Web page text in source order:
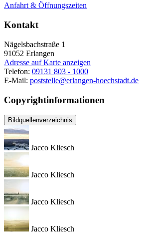
Anfahrt & Öffnungszeiten
Kontakt
Nägelsbachstraße 1
91052 Erlangen
Adresse auf Karte anzeigen
Telefon: 09131 803 - 1000
E-Mail: poststelle@erlangen-hoechstadt.de
Copyrightinformationen
Bildquellenverzeichnis
Jacco Kliesch
Jacco Kliesch
Jacco Kliesch
Jacco Kliesch